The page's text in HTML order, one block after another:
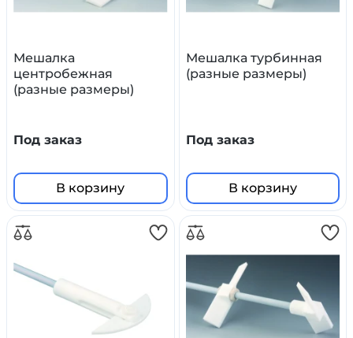
Мешалка
центробежная
(разные размеры)
Под заказ
В корзину
Мешалка турбинная
(разные размеры)
Под заказ
В корзину